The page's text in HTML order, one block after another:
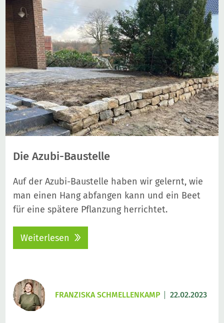
Die Azubi-Baustelle
Auf der Azubi-Baustelle haben wir gelernt, wie
man einen Hang abfangen kann und ein Beet
für eine spätere Pflanzung herrichtet.
Weiterlesen
FRANZISKA SCHMELLENKAMP 22.02.2023